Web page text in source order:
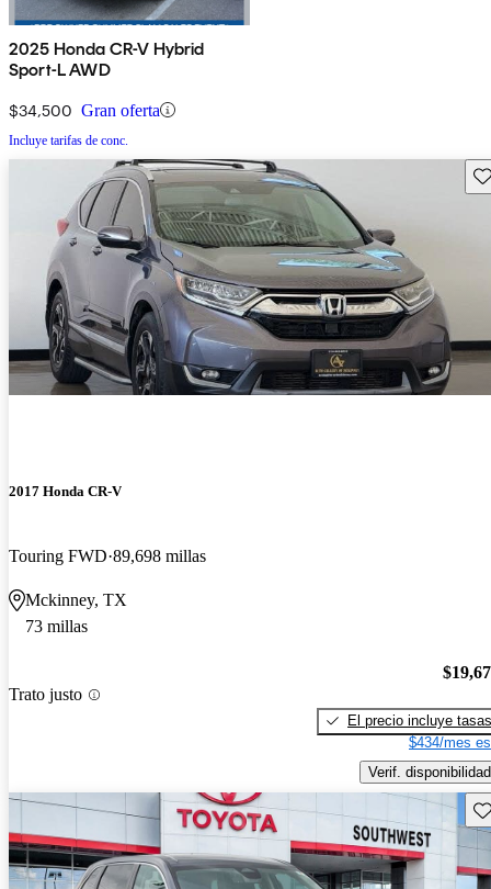
2025 Honda CR-V Hybrid
Sport-L AWD
$34,500 Gran oferta
Incluye tarifas de conc.
2017 Honda CR-V
Touring FWD 89,698 millas
Mckinney, TX
73 millas
Trato justo
El precio incluye tasas
$434/mes
Verif. disponibilidad